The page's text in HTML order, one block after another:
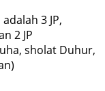
3 JP,
2 JP
sholat Duhur,